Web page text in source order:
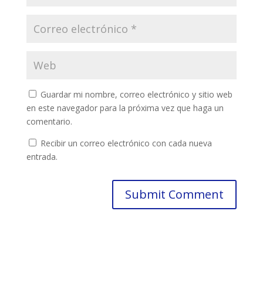
Guardar mi nombre, correo electrónico y sitio web
en este navegador para la próxima vez que haga un
comentario.
Recibir un correo electrónico con cada nueva
entrada.